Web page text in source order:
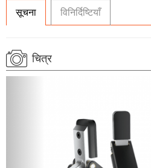
सूचना विनिर्दिष्टियाँ
चित्र